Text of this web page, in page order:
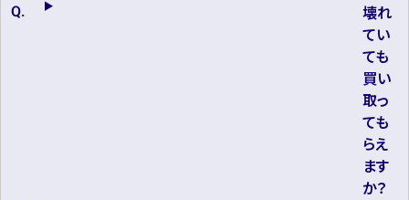
壊れ
てい
ても
買い
取っ
ても
らえ
ます
か？